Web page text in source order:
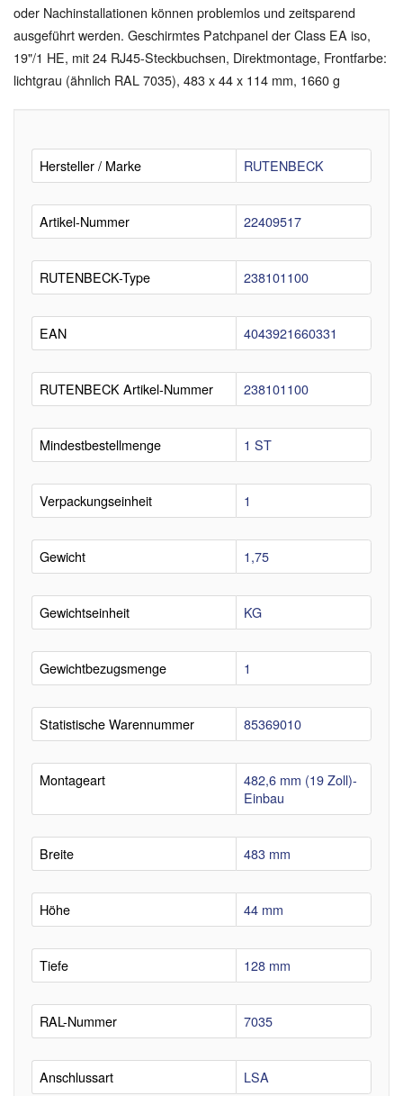
oder Nachinstallationen können problemlos und zeitsparend
ausgeführt werden. Geschirmtes Patchpanel der Class EA iso,
19"/1 HE, mit 24 RJ45-Steckbuchsen, Direktmontage, Frontfarbe:
lichtgrau (ähnlich RAL 7035), 483 x 44 x 114 mm, 1660 g
Hersteller / Marke RUTENBECK
Artikel-Nummer 22409517
RUTENBECK-Type 238101100
EAN 4043921660331
RUTENBECK Artikel-Nummer 238101100
Mindestbestellmenge 1 ST
Verpackungseinheit 1
Gewicht 1,75
Gewichtseinheit KG
Gewichtbezugsmenge 1
Statistische Warennummer 85369010
Montageart
482,6 mm (19 Zoll)-
Einbau
Breite 483 mm
Höhe 44 mm
Tiefe 128 mm
RAL-Nummer 7035
Anschlussart LSA